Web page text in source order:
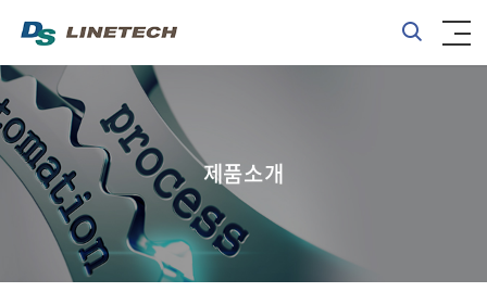
제품소개